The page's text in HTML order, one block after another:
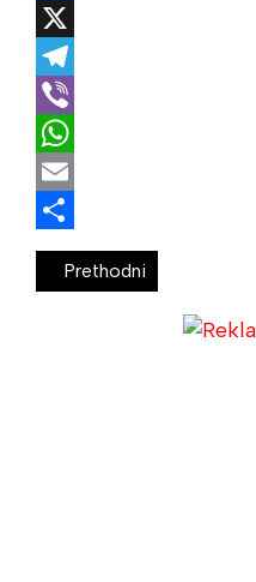
Facebook
X
Telegram
Viber
WhatsApp
Email
Share
Prethodni